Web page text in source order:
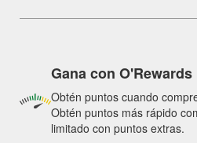
Gana con O'Rewards
Obtén puntos cuando
Obtén puntos más rápido
limitado con puntos extras.